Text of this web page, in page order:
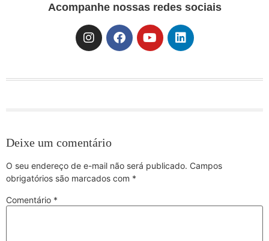
Acompanhe nossas redes sociais
Deixe um comentário
O seu endereço de e-mail não será publicado. Campos
obrigatórios são marcados com *
Comentário *